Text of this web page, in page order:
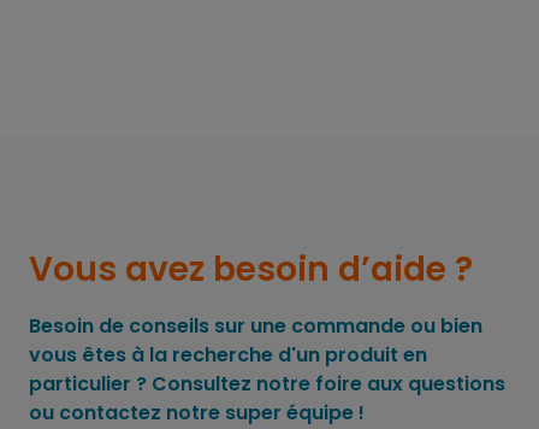
Vous avez besoin d’aide ?
Besoin de conseils sur une commande ou bien
vous êtes à la recherche d'un produit en
particulier ? Consultez notre foire aux questions
ou contactez notre super équipe !